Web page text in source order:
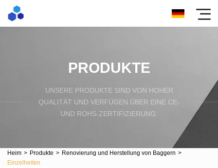
PRODUKTE
UNSERE PRODUKTE SIND VON HOHER
QUALITÄT UND VERFÜGEN ÜBER EINE CE-
UND ROHS-ZERTIFIZIERUNG.
Heim > Produkte > Renovierung und Herstellung von Baggern >
Einzelheiten